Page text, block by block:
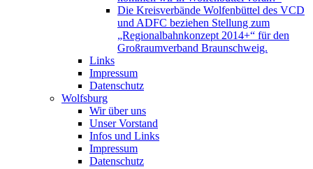
Die Kreisverbände Wolfenbüttel des VCD
und ADFC beziehen Stellung zum
„Regionalbahnkonzept 2014+“ für den
Großraumverband Braunschweig.
Links
Impressum
Datenschutz
Wolfsburg
Wir über uns
Unser Vorstand
Infos und Links
Impressum
Datenschutz